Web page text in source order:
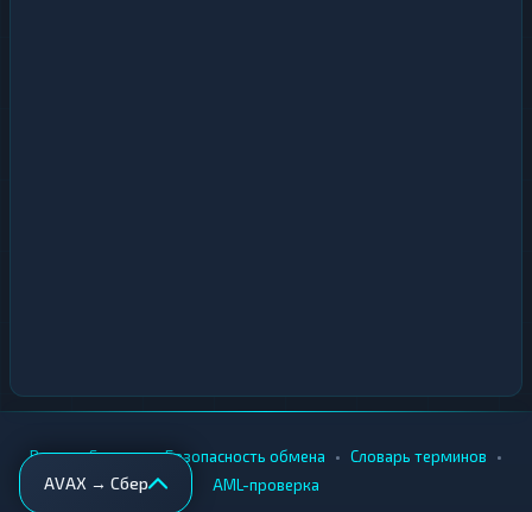
AVAX → Сбер
Вики • Города • Безопасность обмена • Словарь терминов •
AML-проверка